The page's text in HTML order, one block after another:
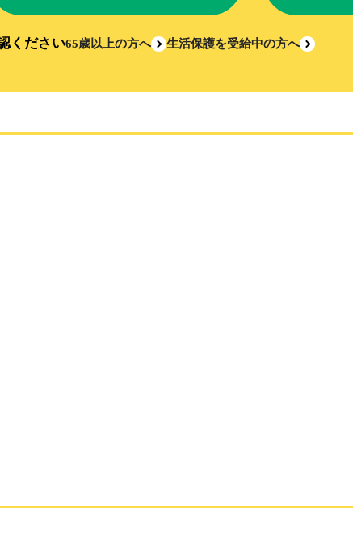
ください65歳以上の方へ 生活保護を受給中の方へ